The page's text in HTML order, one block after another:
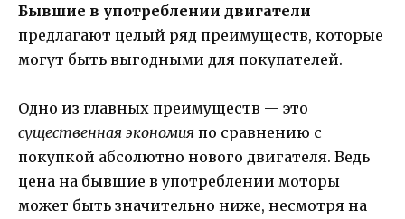
Бывшие в употреблении двигатели
предлагают целый ряд преимуществ, которые
могут быть выгодными для покупателей.
Одно из главных преимуществ — это
существенная экономия по сравнению с
покупкой абсолютно нового двигателя. Ведь
цена на бывшие в употреблении моторы
может быть значительно ниже, несмотря на